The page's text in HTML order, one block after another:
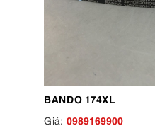
BANDO 174XL
Giá: 0989169900